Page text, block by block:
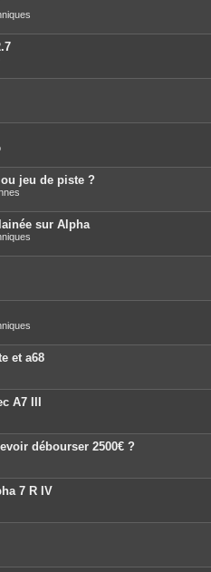
j
t
jeu de piste ?
sur Alpha
et a68
A7 III
débourser 2500€ ?
7 R IV